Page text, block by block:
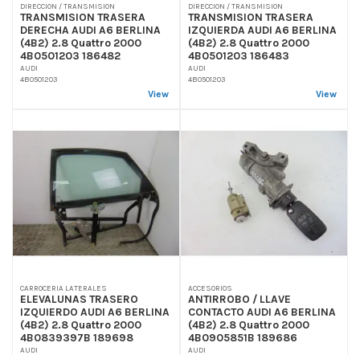
DIRECCION / TRANSMISION
TRANSMISION TRASERA
DERECHA AUDI A6 BERLINA
(4B2) 2.8 Quattro 2000
4B0501203 186482
AUDI
4B0501203
View
DIRECCION / TRANSMISION
TRANSMISION TRASERA
IZQUIERDA AUDI A6 BERLINA
(4B2) 2.8 Quattro 2000
4B0501203 186483
AUDI
4B0501203
View
CARROCERIA LATERALES
ELEVALUNAS TRASERO
IZQUIERDO AUDI A6 BERLINA
(4B2) 2.8 Quattro 2000
4B0839397B 189698
AUDI
ACCESORIOS
ANTIRROBO / LLAVE
CONTACTO AUDI A6 BERLINA
(4B2) 2.8 Quattro 2000
4B0905851B 189686
AUDI